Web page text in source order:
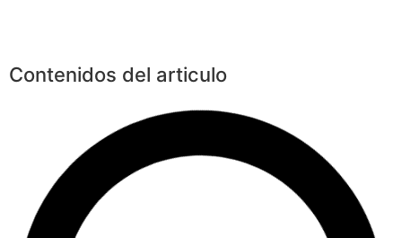
Contenidos del articulo